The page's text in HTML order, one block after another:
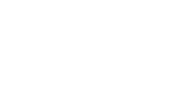
birtakım eşyalarla da
temas edilmemeli ve
faktörler ve virüsün
bulaşması